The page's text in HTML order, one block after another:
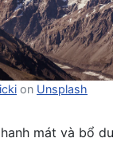
on Unsplash
mát và bổ